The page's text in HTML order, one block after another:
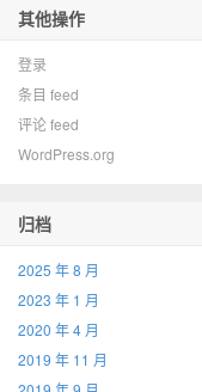
其他操作
登录
条目 feed
评论 feed
WordPress.org
归档
2025 年 8 月
2023 年 1 月
2020 年 4 月
2019 年 11 月